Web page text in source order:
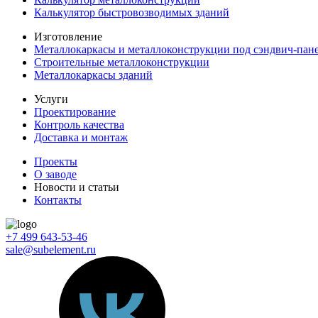
Калькулятор быстровозводимых зданий
Изготовление
Металлокаркасы и металлоконструкции под сэндвич-
Строительные металлоконструкции
Металлокаркасы зданий
Услуги
Проектирование
Контроль качества
Доставка и монтаж
Проекты
О заводе
Новости и статьи
Контакты
+7 499 643-53-46
sale@subelement.ru